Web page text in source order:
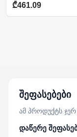
₾461.09
შეფასებები
ამ პროდუქტს
დაწერე